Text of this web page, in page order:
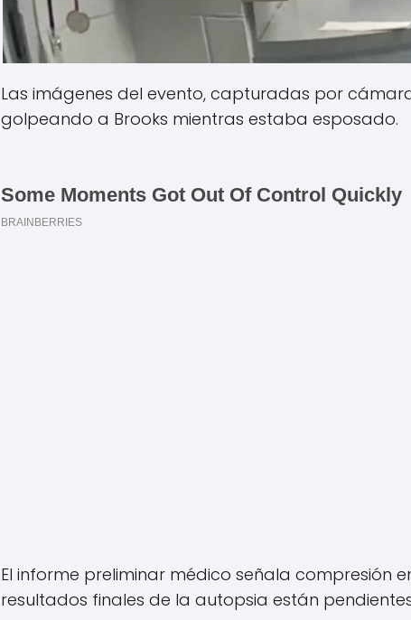
Las imágenes del evento, capturadas por
golpeando a Brooks mientras estaba esposado.
El informe preliminar médico señala compresión
resultados finales de la autopsia están